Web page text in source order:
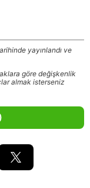
yayınlandı ve
göre değişkenlik
almak isterseniz